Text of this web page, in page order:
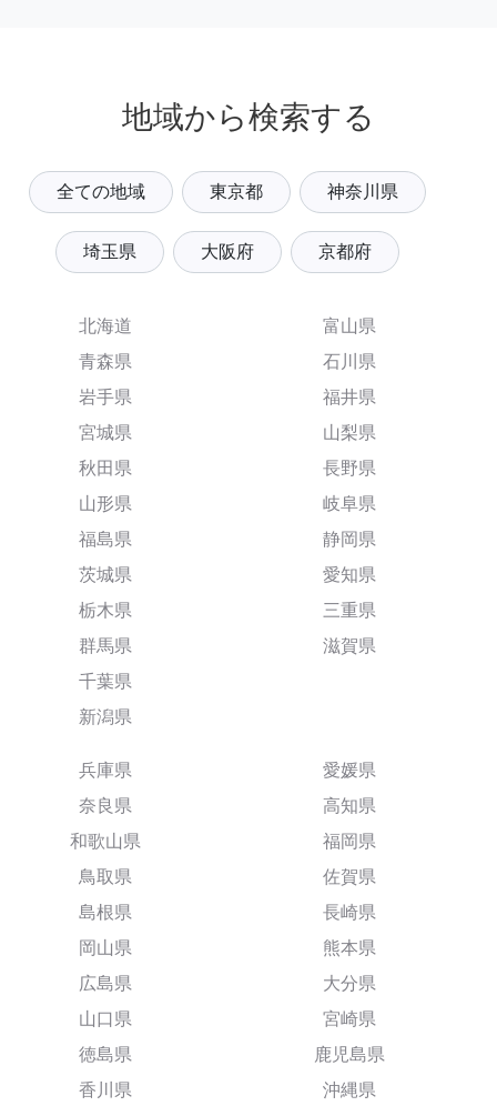
地域から検索する
全ての地域 東京都 神奈川県
埼玉県 大阪府 京都府
北海道
青森県
岩手県
宮城県
秋田県
山形県
福島県
茨城県
栃木県
群馬県
千葉県
新潟県
富山県
石川県
福井県
山梨県
長野県
岐阜県
静岡県
愛知県
三重県
滋賀県
兵庫県
奈良県
和歌山県
鳥取県
島根県
岡山県
広島県
山口県
徳島県
香川県
愛媛県
高知県
福岡県
佐賀県
長崎県
熊本県
大分県
宮崎県
鹿児島県
沖縄県